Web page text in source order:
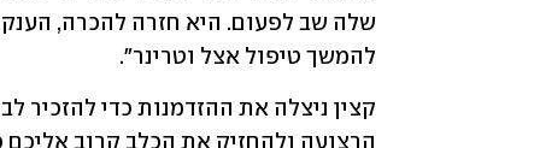
להמשך טיפול אצל וטרינר".